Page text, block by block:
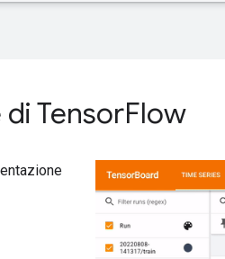
TensorFlow